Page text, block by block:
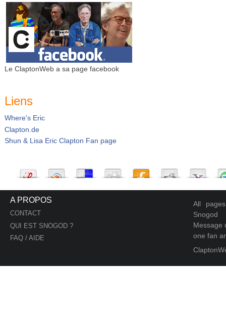
Le ClaptonWeb a sa page facebook
Liens
Where's Eric
Clapton.de
Shun & Lisa Eric Clapton Fan page
A PROPOS
CONTACT
QUI EST SNOGOD ?
FAQ / AIDE
All
Snogod
Message
one fan